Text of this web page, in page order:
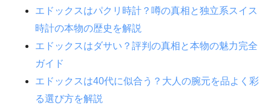
エドックスはパクリ時計？噂の真相と独立系スイス
時計の本物の歴史を解説
エドックスはダサい？評判の真相と本物の魅力完全
ガイド
エドックスは40代に似合う？大人の腕元を品よく彩
る選び方を解説